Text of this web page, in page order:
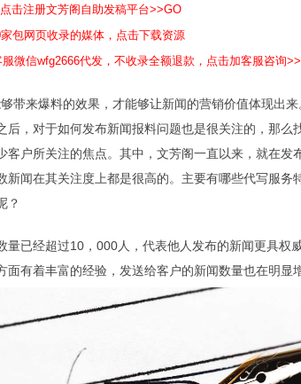
击注册文芳阁自助发稿平台>>GO
包网页收录的媒体，点击下载资源
微信wfg2666代发，不收录全额退款，点击加客服咨询>>
来爆料的效果，才能够让新闻的营销价值体现出来
后，对于如何发布新闻报料问题也是很关注的，那么
客户所关注的焦点。其中，文芳阁一直以来，就在发
新闻在其关注度上都是很高的。主要有哪些代写服务
？
已经超过10，000人，代表他人发布的新闻更具权
面有着丰富的经验，发送给客户的新闻数量也在明显